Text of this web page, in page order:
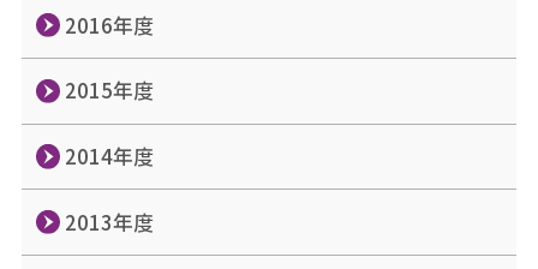
2016年度
2015年度
2014年度
2013年度